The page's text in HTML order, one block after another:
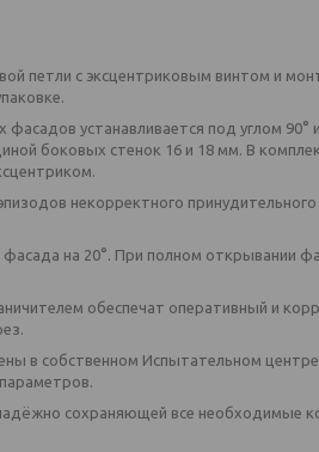
петли с эксцентриковым винтом и
устанавливается под углом 90°
боковых стенок 16 и 18 мм. В
некорректного
на 20°. При полном открывании
обеспечат оперативный и
в собственном Испытательном центре
сохраняющей все необходимые